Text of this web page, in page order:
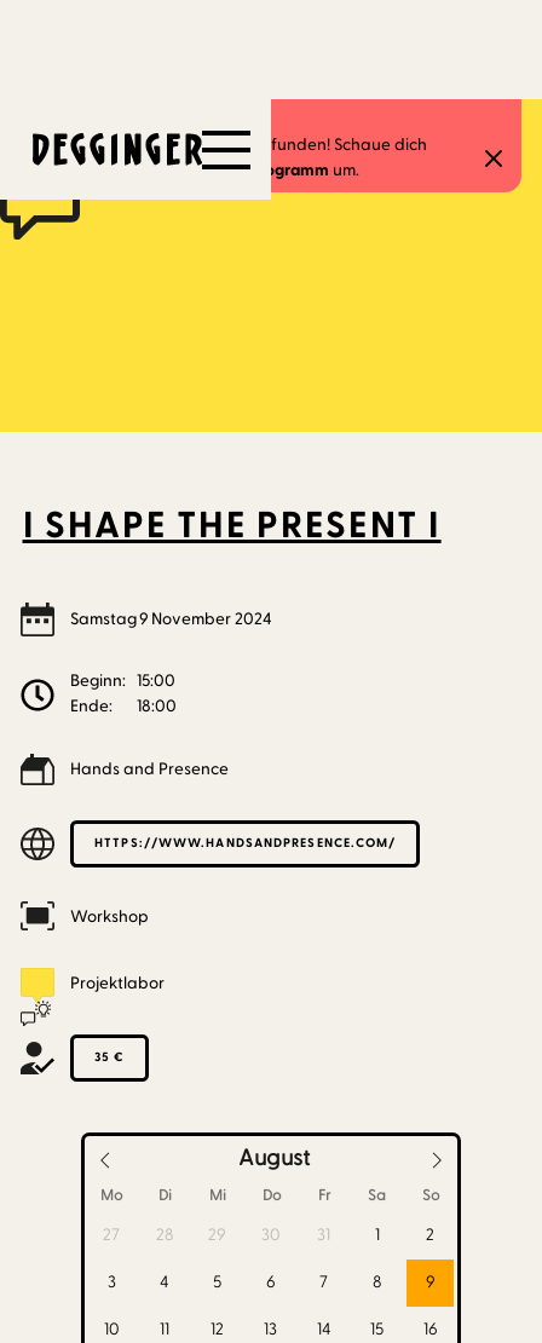
Dieses Event hat schon stattgefunden! Schaue dich
gerne in unseremaktuellen Programm um.
9.11.2024
I SHAPE THE PRESENT I
Samstag9 November2024
Beginn: 15:00
Ende:
18:00
Hands and Presence
HTTPS://WWW.HANDSANDPRESENCE.COM/
Workshop
Projektlabor
35 €
August
Mo Di Mi Do Fr Sa So
27 28 29 30 31 1 2
3 4 5 6 7 8 9
10 11 12 13 14 15 16